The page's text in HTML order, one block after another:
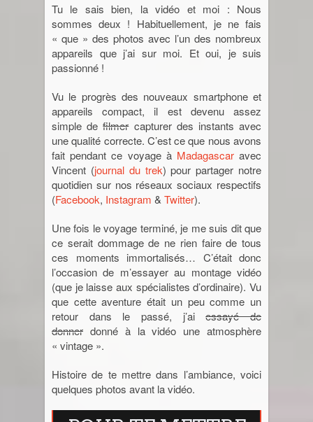
Suisse
Egypte
Guatemala
Jordanie
La Réunion
Madagascar
Malaisie
Maroc
Népal
Ouzbékistan
Sénégal
Tu le sais bien, la vidéo et moi : Nous
sommes deux ! Habituellement, je ne fais
« que » des photos avec l’un des nombreux
appareils que j’ai sur moi. Et oui, je suis
passionné !
Vu le progrès des nouveaux smartphone et
appareils compact, il est devenu assez
simple defilmercapturer des instants avec
une qualité correcte. C’est ce que nous avons
fait pendant ce voyage à Madagascaravec
Vincent (journal du trek) pour partager notre
quotidien sur nos réseaux sociaux respectifs
(Facebook, Instagram & Twitter).
Une fois le voyage terminé, je me suis dit que
ce serait dommage de ne rien faire de tous
ces moments immortalisés… C’était donc
l’occasion de m’essayer au montage vidéo
(que je laisse aux spécialistes d’ordinaire). Vu
que cette aventure était un peu comme un
retour dans le passé, j’aiessayé de
donner donné à la vidéo une atmosphère
« vintage ».
Histoire de te mettre dans l’ambiance, voici
quelques photos avant la vidéo.